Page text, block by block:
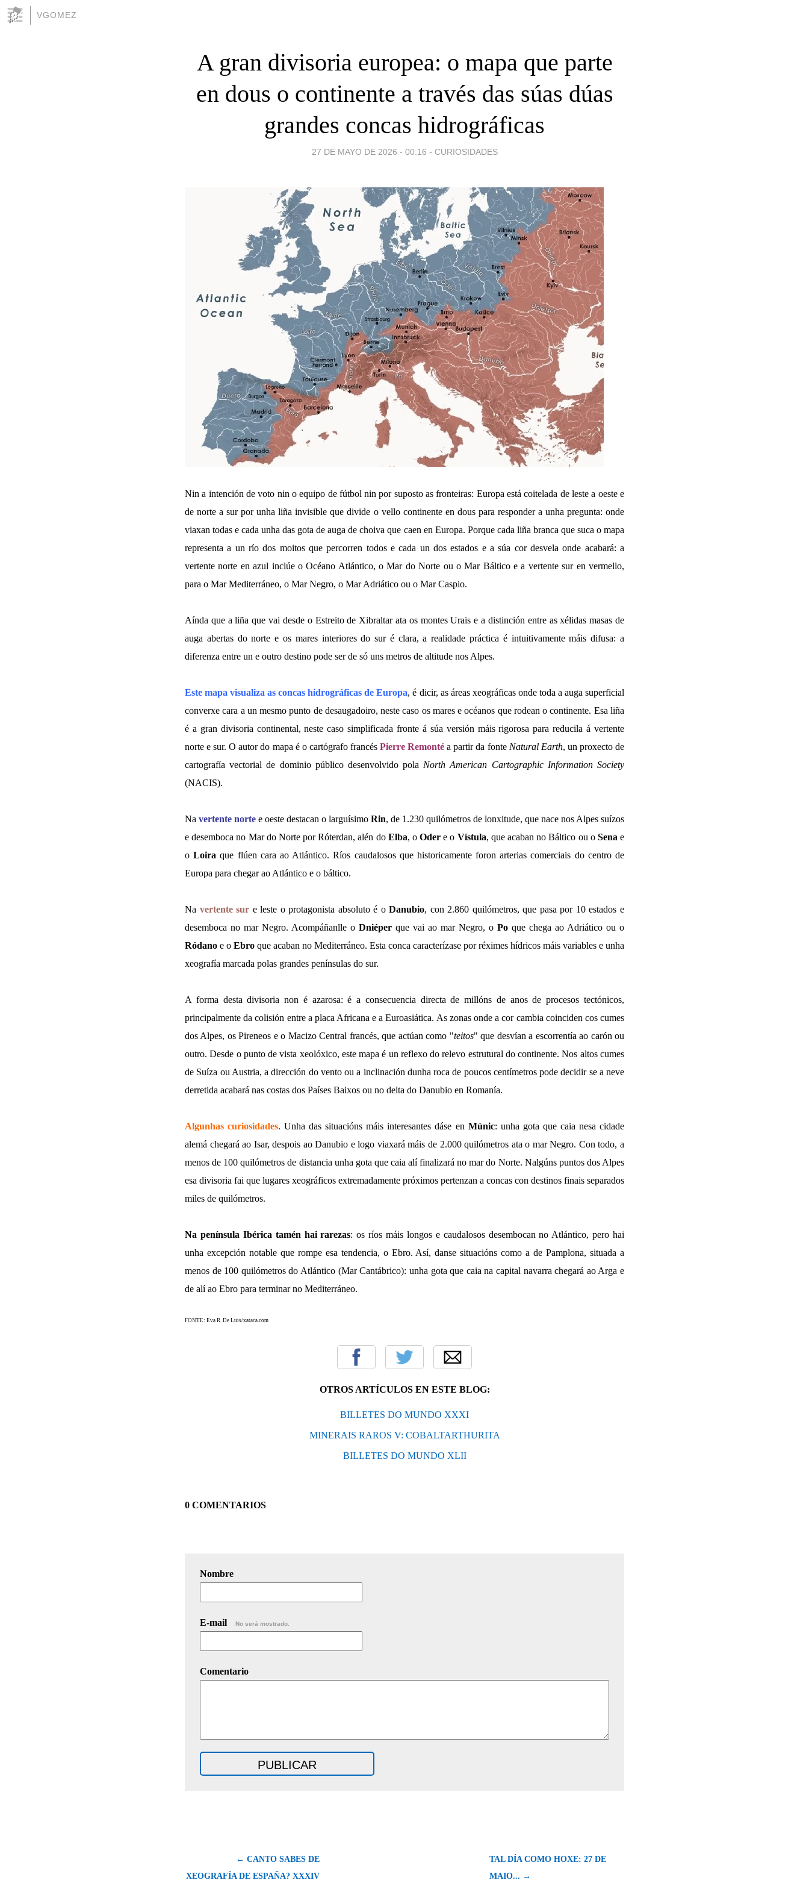
VGOMEZ
A gran divisoria europea: o mapa que parte
en dous o continente a través das súas dúas
grandes concas hidrográficas
27 DE MAYO DE 2026 - 00:16 - CURIOSIDADES
Nin a intención de voto nin o equipo de fútbol nin por suposto as fronteiras: Europa está coitelada de leste a oeste e
de norte a sur por unha liña invisible que divide o vello continente en dous para responder a unha pregunta: onde
viaxan todas e cada unha das gota de auga de choiva que caen en Europa. Porque cada liña branca que suca o mapa
representa a un río dos moitos que percorren todos e cada un dos estados e a súa cor desvela onde acabará: a
vertente norte en azul inclúe o Océano Atlántico, o Mar do Norte ou o Mar Báltico e a vertente sur en vermello,
para o Mar Mediterráneo, o Mar Negro, o Mar Adriático ou o Mar Caspio.
Aínda que a liña que vai desde o Estreito de Xibraltar ata os montes Urais e a distinción entre as xélidas masas de
auga abertas do norte e os mares interiores do sur é clara, a realidade práctica é intuitivamente máis difusa: a
diferenza entre un e outro destino pode ser de só uns metros de altitude nos Alpes.
Este mapa visualiza as concas hidrográficas de Europa, é dicir, as áreas xeográficas onde toda a auga superficial
converxe cara a un mesmo punto de desaugadoiro, neste caso os mares e océanos que rodean o continente. Esa liña
é a gran divisoria continental, neste caso simplificada fronte á súa versión máis rigorosa para reducila á vertente
norte e sur. O autor do mapa é o cartógrafo francésPierre Remonté a partir da fonte Natural Earth, un proxecto de
cartografía vectorial de dominio público desenvolvido pola North American Cartographic Information Society
(NACIS).
Na vertente norte e oeste destacan o larguísimo Rin, de 1.230 quilómetros de lonxitude, que nace nos Alpes suízos
e desemboca no Mar do Norte por Róterdan, alén do Elba, oOder e o Vístula, que acaban no Báltico ou o Sena e
oLoira que flúen cara ao Atlántico. Ríos caudalosos que historicamente foron arterias comerciais do centro de
Europa para chegar ao Atlántico e o báltico.
Na vertente sur e leste o protagonista absoluto é oDanubio, con 2.860 quilómetros, que pasa por 10 estados e
desemboca no mar Negro. Acompáñanlle o Dniéper que vai ao mar Negro, o Po que chega ao Adriático ou o
Ródano e o Ebro que acaban no Mediterráneo. Esta conca caracterízase por réximes hídricos máis variables e unha
xeografía marcada polas grandes penínsulas do sur.
A forma desta divisoria non é azarosa: é a consecuencia directa de millóns de anos de procesos tectónicos,
principalmente da colisión entre a placa Africana e a Euroasiática. As zonas onde a cor cambia coinciden cos cumes
dos Alpes, os Pireneos e o Macizo Central francés, que actúan como "teitos" que desvían a escorrentía ao carón ou
outro. Desde o punto de vista xeolóxico, este mapa é un reflexo do relevo estrutural do continente. Nos altos cumes
de Suíza ou Austria, a dirección do vento ou a inclinación dunha roca de poucos centímetros pode decidir se a neve
derretida acabará nas costas dos Países Baixos ou no delta do Danubio en Romanía.
Algunhas curiosidades. Unha das situacións máis interesantes dáse en Múnic: unha gota que caia nesa cidade
alemá chegará ao Isar, despois ao Danubio e logo viaxará máis de 2.000 quilómetros ata o mar Negro. Con todo, a
menos de 100 quilómetros de distancia unha gota que caia alí finalizará no mar do Norte. Nalgúns puntos dos Alpes
esa divisoria fai que lugares xeográficos extremadamente próximos pertenzan a concas con destinos finais separados
miles de quilómetros.
Na península Ibérica tamén hai rarezas: os ríos máis longos e caudalosos desembocan no Atlántico, pero hai
unha excepción notable que rompe esa tendencia, o Ebro. Así, danse situacións como a de Pamplona, situada a
menos de 100 quilómetros do Atlántico (Mar Cantábrico): unha gota que caia na capital navarra chegará ao Arga e
de alí ao Ebro para terminar no Mediterráneo.
FONTE: Eva R. De Luis/xataca.com
OTROS ARTÍCULOS EN ESTE BLOG:
BILLETES DO MUNDO XXXI
MINERAIS RAROS V: COBALTARTHURITA
BILLETES DO MUNDO XLII
0 COMENTARIOS
Nombre
E-mail No será mostrado.
Comentario
← CANTO SABES DE
XEOGRAFÍA DE ESPAÑA? XXXIV
TAL DÍA COMO HOXE: 27 DE
MAIO... →